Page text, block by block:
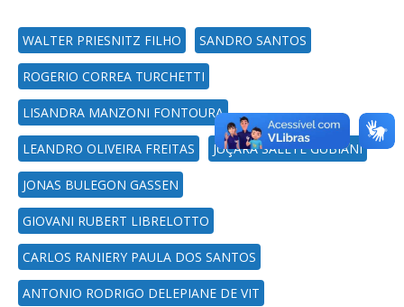
WALTER PRIESNITZ FILHO SANDRO SANTOS
ROGERIO CORREA TURCHETTI
LISANDRA MANZONI FONTOURA
LEANDRO OLIVEIRA FREITAS JUÇARA SALETE GUBIANI
JONAS BULEGON GASSEN
GIOVANI RUBERT LIBRELOTTO
CARLOS RANIERY PAULA DOS SANTOS
ANTONIO RODRIGO DELEPIANE DE VIT